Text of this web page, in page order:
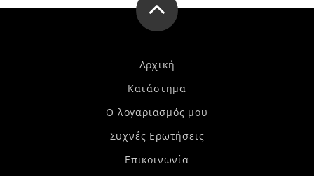
Αρχική
Κατάστημα
Ο λογαριασμός μου
Συχνές Ερωτήσεις
Επικοινωνία